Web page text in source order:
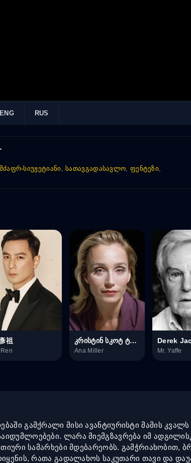
ENG RUS
მძაფრ-სიუჟეტიანი ,სათავგადასავლო, ფენტეზი,
祖 კრისტინ სკოტ ტომასი
Ana Miller
Derek
Mr. Yaffe
გამქრალი მისი ავანტიურისტი მამის
ლარა მიემგზავრება იმ
სამარხები მდებარეობს. გამჭრიახობით,
რათა გადალახოს საკუთარი თავი და